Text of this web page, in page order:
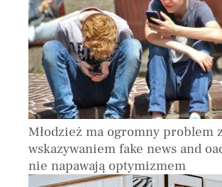
Młodzież ma ogromny problem
wskazywaniem fake news and
nie napawają optymizmem